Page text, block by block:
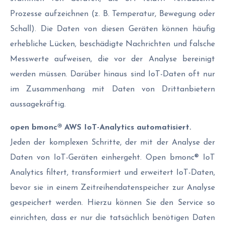
Prozesse aufzeichnen (z. B. Temperatur, Bewegung oder
Schall). Die Daten von diesen Geräten können häufig
erhebliche Lücken, beschädigte Nachrichten und falsche
Messwerte aufweisen, die vor der Analyse bereinigt
werden müssen. Darüber hinaus sind IoT-Daten oft nur
im Zusammenhang mit Daten von Drittanbietern
aussagekräftig.
open bmonc® AWS IoT-Analytics automatisiert.
Jeden der komplexen Schritte, der mit der Analyse der
Daten von IoT-Geräten einhergeht. Open bmonc® IoT
Analytics filtert, transformiert und erweitert IoT-Daten,
bevor sie in einem Zeitreihendatenspeicher zur Analyse
gespeichert werden. Hierzu können Sie den Service so
einrichten, dass er nur die tatsächlich benötigen Daten